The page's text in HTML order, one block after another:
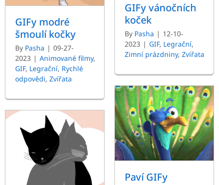
GIFy vánočních
koček
By Pasha | 12-10-
2023 | GIF, Legrační,
Zimní prázdniny, Zvířata
GIFy modré
šmoulí kočky
By Pasha | 09-27-
2023 | Animované filmy,
GIF, Legrační, Rychlé
odpovědi, Zvířata
Paví GIFy